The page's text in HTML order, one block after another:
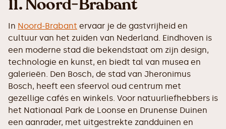
11. Noord-Brabant
In Noord-Brabant ervaar je de gastvrijheid en
cultuur van het zuiden van Nederland. Eindhoven is
een moderne stad die bekendstaat om zijn design,
technologie en kunst, en biedt tal van musea en
galerieën. Den Bosch, de stad van Jheronimus
Bosch, heeft een sfeervol oud centrum met
gezellige cafés en winkels. Voor natuurliefhebbers is
het Nationaal Park de Loonse en Drunense Duinen
een aanrader, met uitgestrekte zandduinen en